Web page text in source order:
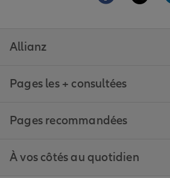
Allianz
Pages les + consultées
Pages recommandées
À vos côtés au quotidien